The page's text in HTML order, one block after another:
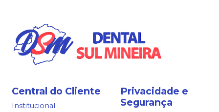
Central do Cliente
Institucional
Privacidade e
Segurança